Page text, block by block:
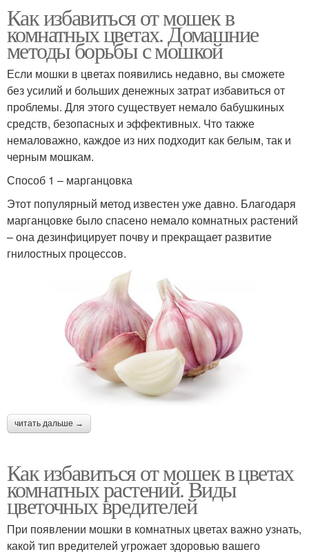
Как избавиться от мошек в
комнатных цветах. Домашние
методы борьбы с мошкой
Если мошки в цветах появились недавно, вы сможете
без усилий и больших денежных затрат избавиться от
проблемы. Для этого существует немало бабушкиных
средств, безопасных и эффективных. Что также
немаловажно, каждое из них подходит как белым, так и
черным мошкам.
Способ 1 – марганцовка
Этот популярный метод известен уже давно. Благодаря
марганцовке было спасено немало комнатных растений
– она дезинфицирует почву и прекращает развитие
гнилостных процессов.
читать дальше →
Как избавиться от мошек в цветах
комнатных растений. Виды
цветочных вредителей
При появлении мошки в комнатных цветах важно узнать,
какой тип вредителей угрожает здоровью вашего